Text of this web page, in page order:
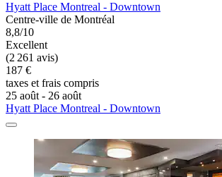
Hyatt Place Montreal - Downtown
Centre-ville de Montréal
8,8/10
Excellent
(2 261 avis)
187 €
taxes et frais compris
25 août - 26 août
Hyatt Place Montreal - Downtown